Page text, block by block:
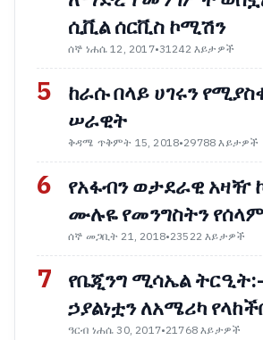
ሲቪል ሰርቪስ ኮሚሽን
ሰኞ ነሐሴ 12, 2017•31242 እይታዎች
5
ከራሱ በላይ ሀገሩን
ሠራዊት
ቅዳሜ ጥቅምት 15, 2018•29788 እይታዎች
6
የአፋብን ወታደራዊ አዛዥ
ሙሉዬ የመንግስትን
ሰኞ መጋቢት 21, 2018•23522 እይታዎች
7
የቤጂንግ ሚሳኤል
ኃያልነቷን ለአሜሪካ
ዓርብ ነሐሴ 30, 2017•21768 እይታዎች